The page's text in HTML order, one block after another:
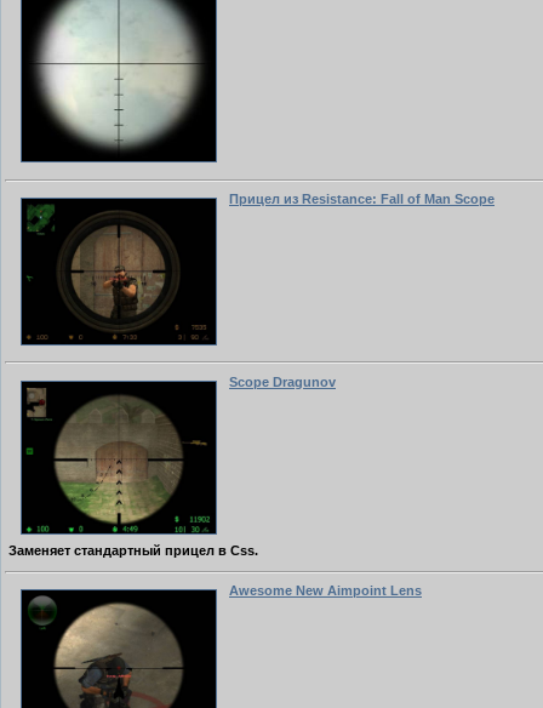
Прицел из Resistance: Fall of Man Scope
Scope Dragunov
Заменяет стандартный прицел в Css.
Awesome New Aimpoint Lens